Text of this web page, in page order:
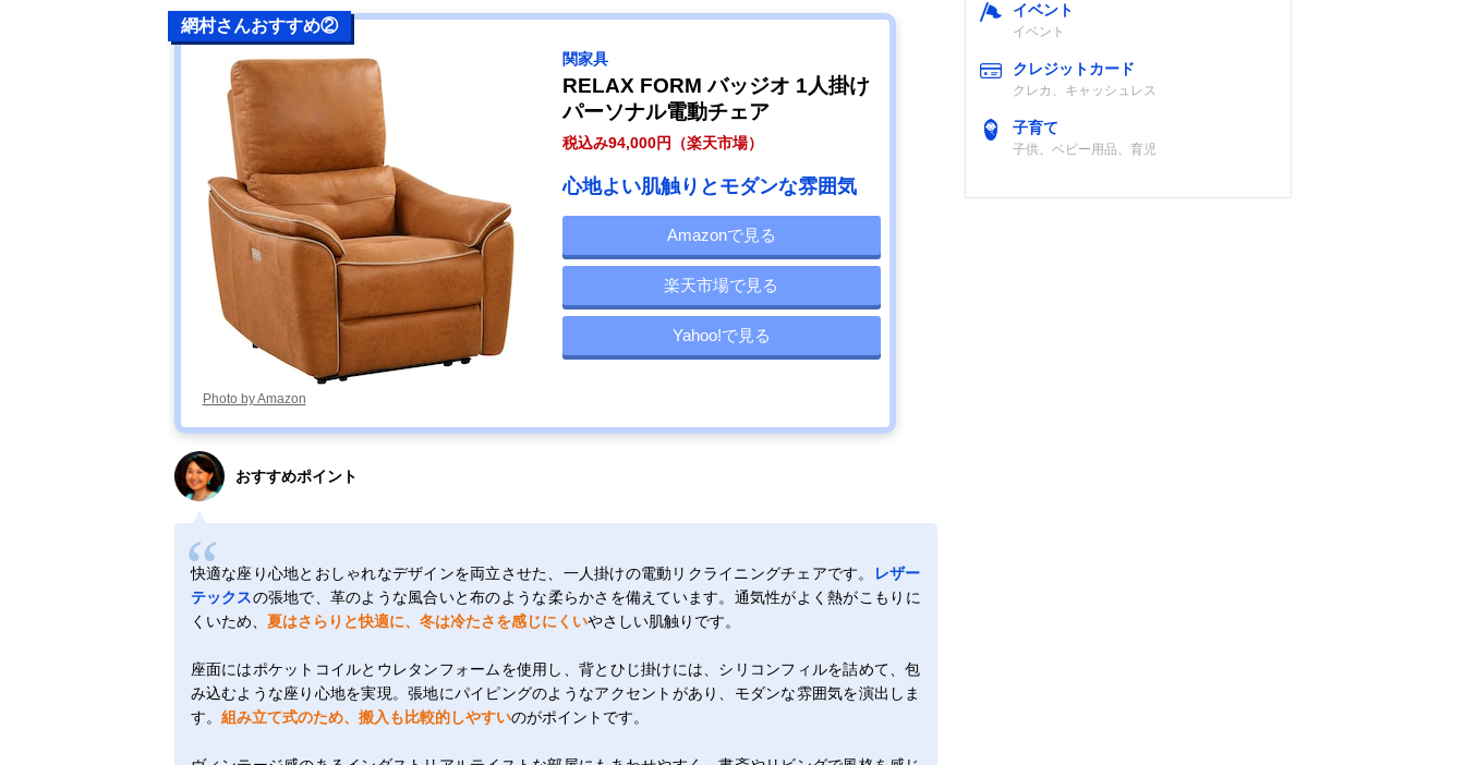
網村さんおすすめ②
Photo by Amazon
関家具
RELAX FORM バッジオ 1人掛け
パーソナル電動チェア
税込み94,000円（楽天市場）
心地よい肌触りとモダンな雰囲気
Amazonで見る
楽天市場で見る
Yahoo!で見る
おすすめポイント
快適な座り心地とおしゃれなデザインを両立させた、一人掛けの電動リクライニングチェアです。
レザー
テックスの張地で、革のような風合いと布のような柔らかさを備えています。通気性がよく熱がこもりに
くいため、 夏はさらりと快適に、冬は冷たさを感じにくいやさしい肌触りです。
座面にはポケットコイルとウレタンフォームを使用し、背とひじ掛けには、シリコンフィルを詰めて、包
み込むような座り心地を実現。張地にパイピングのようなアクセントがあり、モダンな雰囲気を演出しま
す。 組み立て式のため、搬入も比較的しやすいのがポイントです。
イベント
イベント
クレジットカード
クレカ、キャッシュレス
子育て
子供、ベビー用品、育児